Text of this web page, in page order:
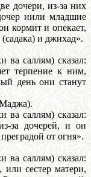
дочери, из-за них
иили младшие
кормит и опекает,
и джихад».
ва саллям) сказал:
терпение к ним,
день они станут
ва саллям) сказал:
за дочерей, и он
от огня».
ва саллям) сказал:
или сестер матери,